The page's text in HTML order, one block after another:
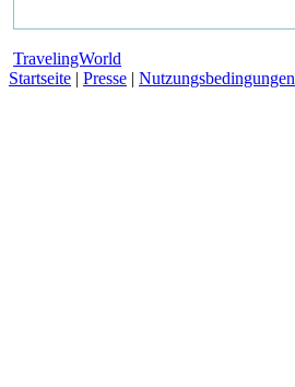
TravelingWorld
Startseite | Presse | Nutzungsbedingungen